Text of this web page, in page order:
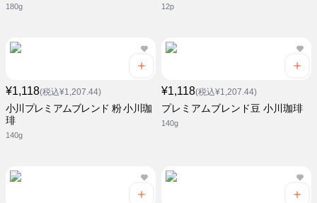
180g 12p
¥1,118(税込¥1,207.44)
小川プレミアムブレンド 粉 小川珈
琲
140g
¥1,118(税込¥1,207.44)
プレミアムブレンド豆 小川珈琲
140g